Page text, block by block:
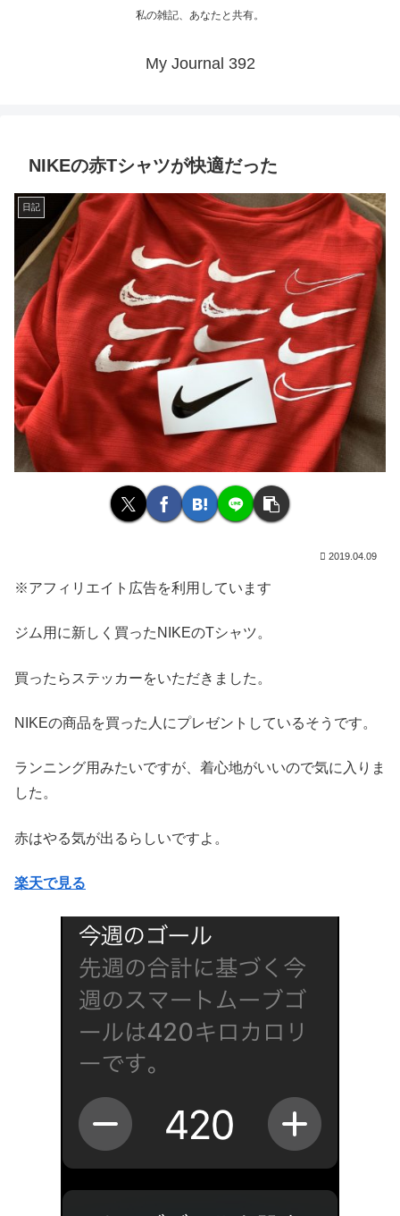
私の雑記、あなたと共有。
My Journal 392
NIKEの赤Tシャツが快適だった
日記
2019.04.09
※アフィリエイト広告を利用しています
ジム用に新しく買ったNIKEのTシャツ。
買ったらステッカーをいただきました。
NIKEの商品を買った人にプレゼントしているそうです。
ランニング用みたいですが、着心地がいいので気に入りま
した。
赤はやる気が出るらしいですよ。
楽天で見る